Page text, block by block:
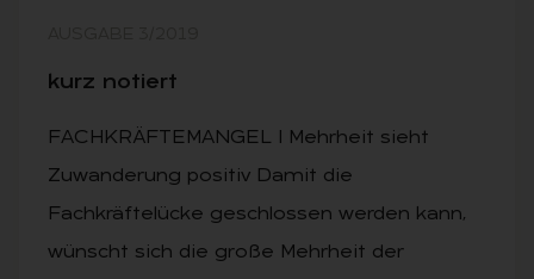
kurz no­tiert
FACHKRÄFTEMANGEL I Mehrheit sieht
Zuwanderung positiv Damit die
Fachkräftelücke geschlossen werden kann,
wünscht sich die große Mehrheit der